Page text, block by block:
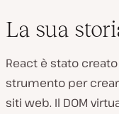
La sua
React è stato
strumento per
siti web. Il DOM